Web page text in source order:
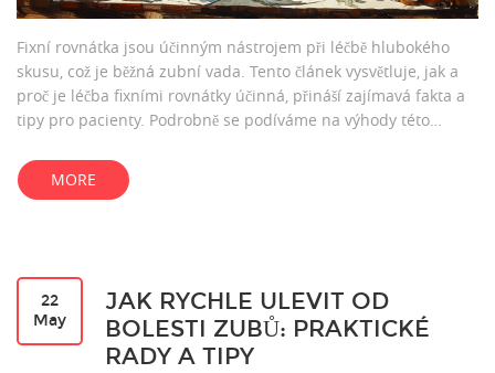
Fixní rovnátka jsou účinným nástrojem při léčbě hlubokého
skusu, což je běžná zubní vada. Tento článek vysvětluje, jak a
proč je léčba fixními rovnátky účinná, přináší zajímavá fakta a
tipy pro pacienty. Podrobně se podíváme na výhody této
MORE
22
May
JAK RYCHLE ULEVIT OD
BOLESTI ZUBŮ: PRAKTICKÉ
RADY A TIPY